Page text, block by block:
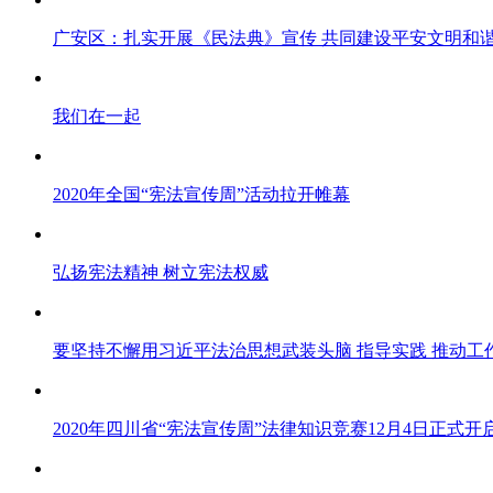
广安区：扎实开展《民法典》宣传 共同建设平安文明和
我们在一起
2020年全国“宪法宣传周”活动拉开帷幕
弘扬宪法精神 树立宪法权威
要坚持不懈用习近平法治思想武装头脑 指导实践 推动工
2020年四川省“宪法宣传周”法律知识竞赛12月4日正式开